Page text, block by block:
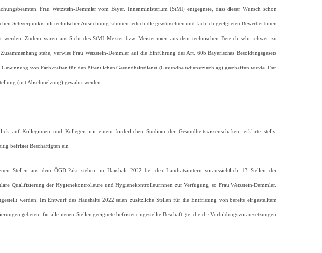
Frau Wetzstein-Demmler vom Bayer. Innenministerium (StMI) entgegnete, dass dieser Wunsch schon
Schwerpunkts mit technischer Ausrichtung könnten jedoch die gewünschten und fachlich geeigneten BewerberInnen
Zudem wären aus Sicht des StMI Meister bzw. Meisterinnen aus dem technischen Bereich sehr schwer zu
stehe, verwies Frau Wetzstein-Demmler auf die Einführung des Art. 60b Bayerisches Besoldungsgesetz
von Fachkräften für den öffentlichen Gesundheitsdienst (Gesundheitsdienstzuschlag) geschaffen wurde. Der
(mit Abschmelzung) gewährt werden.
auf Kolleginnen und Kollegen mit einem förderlichen Studium der Gesundheitswissenschaften, erklärte stellv.
befristet Beschäftigten ein.
Stellen aus dem ÖGD-Pakt stehen im Haushalt 2022 bei den Landratsämtern voraussichtlich 13 Stellen der
Qualifizierung der Hygienekontrolleure und Hygienekontrolleurinnen zur Verfügung, so Frau Wetzstein-Demmler.
werden. Im Entwurf des Haushalts 2022 seien zusätzliche Stellen für die Entfristung von bereits eingestelltem
gebeten, für alle neuen Stellen geeignete befristet eingestellte Beschäftigte, die die Vorbildungsvoraussetzungen